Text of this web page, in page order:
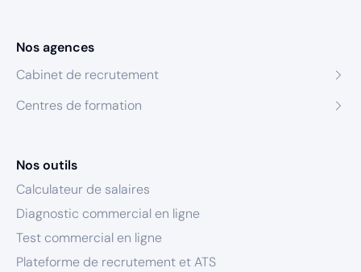
Nos agences
Cabinet de recrutement
Centres de formation
Nos outils
Calculateur de salaires
Diagnostic commercial en ligne
Test commercial en ligne
Plateforme de recrutement et ATS